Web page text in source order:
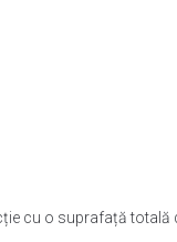
cu o suprafață